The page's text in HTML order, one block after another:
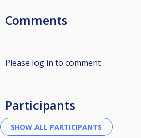
Comments
Please log in to comment
Participants